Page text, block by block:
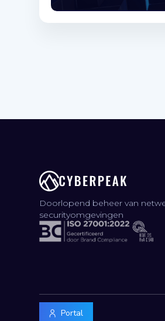
Doorlopend beheer van
securityomgevingen
Portal